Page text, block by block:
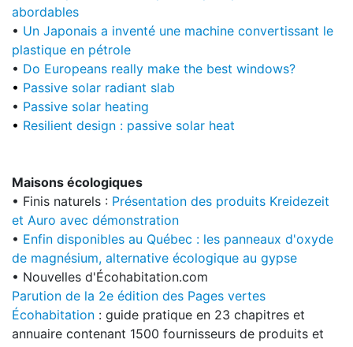
abordables
• Un Japonais a inventé une machine convertissant le
plastique en pétrole
• Do Europeans really make the best windows?
• Passive solar radiant slab
• Passive solar heating
• Resilient design : passive solar heat
Maisons écologiques
• Finis naturels : Présentation des produits Kreidezeit
et Auro avec démonstration
• Enfin disponibles au Québec : les panneaux d'oxyde
de magnésium, alternative écologique au gypse
• Nouvelles d'Écohabitation.com
Parution de la 2e édition des Pages vertes
Écohabitation : guide pratique en 23 chapitres et
annuaire contenant 1500 fournisseurs de produits et